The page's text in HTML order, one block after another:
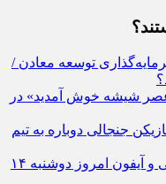
توسعه معادن /
شیشه خوش آمدید» در
جنجالی دوباره به تیم
قیمت گوشی سامسونگ، شیائومی و آیفون امروز دوشنبه ۱۴